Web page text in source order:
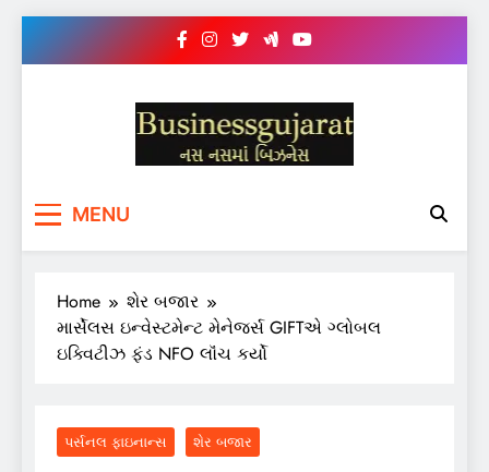
BUSINESS GUJARAT
MENU
Home
શેર બજાર
માર્સેલસ ઇન્વેસ્ટમેન્ટ મેનેજર્સ GIFTએ ગ્લોબલ
ઇક્વિટીઝ ફંડ NFO લૉંચ કર્યો
પર્સનલ ફાઇનાન્સ શેર બજાર